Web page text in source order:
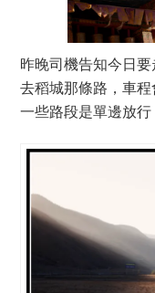
昨晚司機告知今日
去稻城那條路，車
一些路段是單邊放行